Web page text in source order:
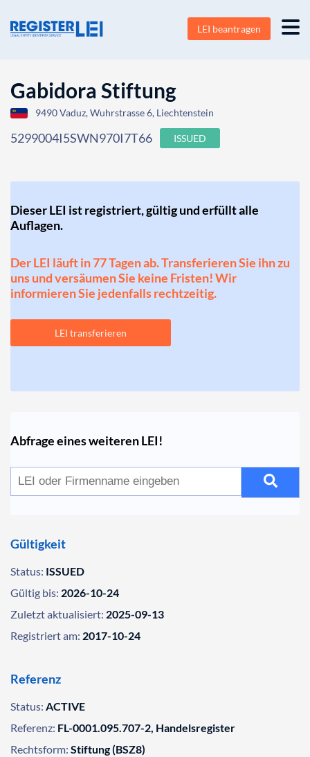
LEI beantragen
Gabidora Stiftung
9490 Vaduz, Wuhrstrasse 6, Liechtenstein
5299004I5SWN970I7T66 ISSUED
Dieser LEI ist registriert, gültig und erfüllt alle
Auflagen.
Der LEI läuft in 77 Tagen ab. Transferieren Sie ihn zu
uns und versäumen Sie keine Fristen! Wir
informieren Sie jedenfalls rechtzeitig.
LEI transferieren
Abfrage eines weiteren LEI!
Gültigkeit
Status: ISSUED
Gültig bis: 2026-10-24
Zuletzt aktualisiert: 2025-09-13
Registriert am: 2017-10-24
Referenz
Status: ACTIVE
Referenz: FL-0001.095.707-2, Handelsregister
Rechtsform: Stiftung (BSZ8)